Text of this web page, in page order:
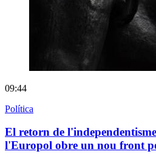
09:44
Política
El retorn de
l'Europol obre un nou front